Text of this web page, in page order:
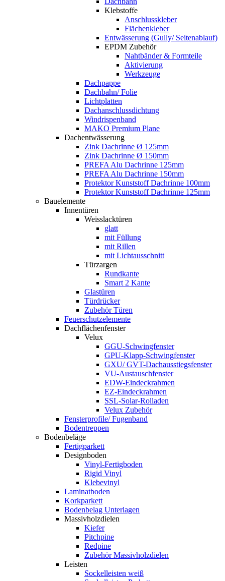
Klebstoffe
Anschlusskleber
Flächenkleber
Entwässerung (Gully/ Seitenablauf)
EPDM Zubehör
Nahtbänder & Formteile
Aktivierung
Werkzeuge
Dachpappe
Dachbahn/ Folie
Lichtplatten
Dachanschlussdichtung
Windrispenband
MAKO Premium Plane
Dachentwässerung
Zink Dachrinne Ø 125mm
Zink Dachrinne Ø 150mm
PREFA Alu Dachrinne 125mm
PREFA Alu Dachrinne 150mm
Protektor Kunststoff Dachrinne 100mm
Protektor Kunststoff Dachrinne 125mm
Bauelemente
Innentüren
Weisslacktüren
glatt
mit Füllung
mit Rillen
mit Lichtausschnitt
Türzargen
Rundkante
Smart 2 Kante
Glastüren
Türdrücker
Zubehör Türen
Feuerschutzelemente
Dachflächenfenster
Velux
GGU-Schwingfenster
GPU-Klapp-Schwingfenster
GXU/ GVT-Dachausstiegsfenster
VU-Austauschfenster
EDW-Eindeckrahmen
EZ-Eindeckrahmen
SSL-Solar-Rolladen
Velux Zubehör
Fensterprofile/ Fugenband
Bodentreppen
Bodenbeläge
Fertigparkett
Designboden
Vinyl-Fertigboden
Rigid Vinyl
Klebevinyl
Laminatboden
Korkparkett
Bodenbelag Unterlagen
Massivholzdielen
Kiefer
Pitchpine
Redpine
Zubehör Massivholzdielen
Leisten
Sockelleisten weiß